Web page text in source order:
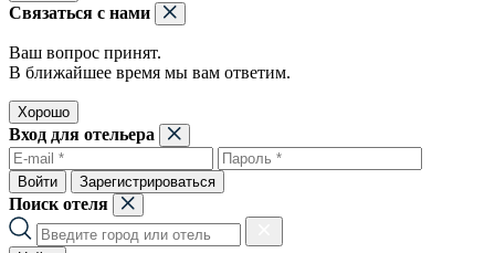
Связаться с нами
Ваш вопрос принят.
В ближайшее время мы вам ответим.
Хорошо
Вход для отельера
Войти Зарегистрироваться
Поиск отеля